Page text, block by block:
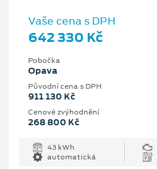
Vaše cena s DPH
642 330 Kč
Pobočka
Opava
Původní cena s DPH
911 130 Kč
Cenové zvýhodnění
268 800 Kč
43 kWh
automatická